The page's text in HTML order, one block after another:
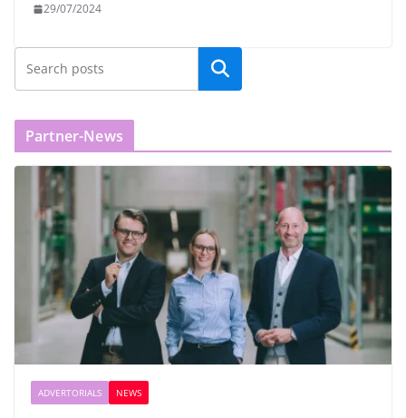
29/07/2024
Partner-News
ADVERTORIALS NEWS